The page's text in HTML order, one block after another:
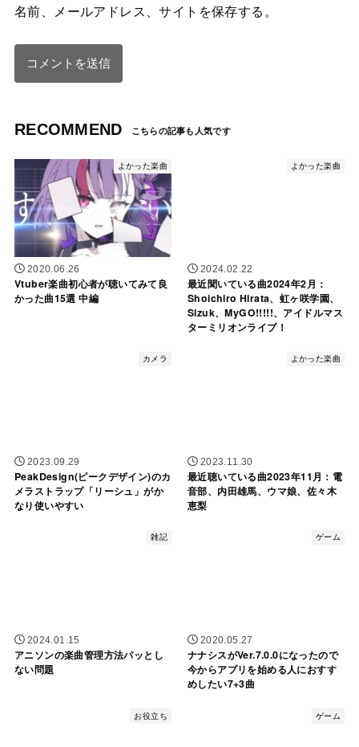
名前、メールアドレス、サイトを保存する。
RECOMMEND
よかった楽曲
2020.06.26
Vtuber楽曲初心者が聴いてみて良
かった曲15選 中編
よかった楽曲
2024.02.22
最近聞いている曲2024年2月：
Shoichiro Hirata、虹ヶ咲学園、
Sizuk、MyGO!!!!!、アイドルマス
ターミリオンライブ！
カメラ
2023.09.29
PeakDesign(ピークデザイン)のカ
メラストラップ「リーシュ」がか
なり使いやすい
よかった楽曲
2023.11.30
最近聴いている曲2023年11月：電
音部、内田雄馬、ウマ娘、佐々木
恵梨
雑記
2024.01.15
アニソンの楽曲管理方法パッとし
ない問題
ゲーム
2020.05.27
ナナシスがVer.7.0.0になったので
今からアプリを始める人におすす
めしたい7+3曲
お役立ち ゲーム